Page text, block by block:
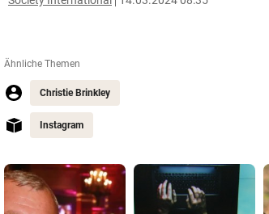
Ähnliche Themen
Christie Brinkley
Instagram